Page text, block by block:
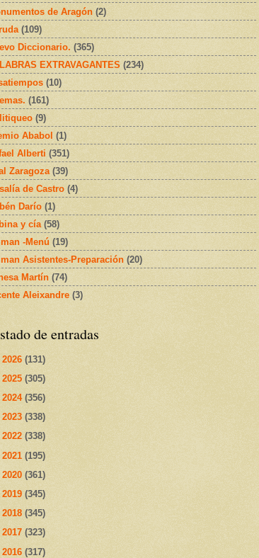
de Aragón (2)
(109)
Diccionario. (365)
EXTRAVAGANTES (234)
(10)
(161)
(9)
Ababol (1)
Alberti (351)
Zaragoza (39)
de Castro (4)
Darío (1)
y cía (58)
-Menú (19)
Asistentes-Preparación (20)
Martín (74)
Aleixandre (3)
de entradas
2026 (131)
2025 (305)
2024 (356)
2023 (338)
2022 (338)
2021 (195)
2020 (361)
2019 (345)
2018 (345)
2017 (323)
2016 (317)